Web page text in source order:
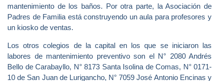
mantenimiento de los baños. Por otra parte, la Asociación de
Padres de Familia está construyendo un aula para profesores y
un kiosko de ventas.
Los otros colegios de la capital en los que se iniciaron las
labores de mantenimiento preventivo son el N° 2080 Andrés
Bello de Carabayllo, N° 8173 Santa Isolina de Comas, N° 0171-
10 de San Juan de Lurigancho, N° 7059 José Antonio Encinas y